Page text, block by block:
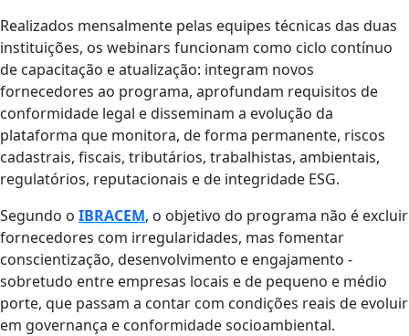
Realizados mensalmente pelas equipes técnicas das duas
instituições, os webinars funcionam como ciclo contínuo
de capacitação e atualização: integram novos
fornecedores ao programa, aprofundam requisitos de
conformidade legal e disseminam a evolução da
plataforma que monitora, de forma permanente, riscos
cadastrais, fiscais, tributários, trabalhistas, ambientais,
regulatórios, reputacionais e de integridade ESG.
Segundo o IBRACEM, o objetivo do programa não é excluir
fornecedores com irregularidades, mas fomentar
conscientização, desenvolvimento e engajamento -
sobretudo entre empresas locais e de pequeno e médio
porte, que passam a contar com condições reais de evoluir
em governança e conformidade socioambiental.